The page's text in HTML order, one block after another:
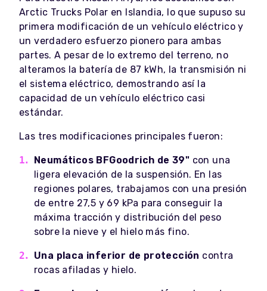
Arctic Trucks Polar en Islandia, lo que supuso su
primera modificación de un vehículo eléctrico y
un verdadero esfuerzo pionero para ambas
partes. A pesar de lo extremo del terreno, no
alteramos la batería de 87 kWh, la transmisión ni
el sistema eléctrico, demostrando así la
capacidad de un vehículo eléctrico casi
estándar.
Las tres modificaciones principales fueron:
Neumáticos BFGoodrich de 39" con una
ligera elevación de la suspensión. En las
regiones polares, trabajamos con una presión
de entre 27,5 y 69 kPa para conseguir la
máxima tracción y distribución del peso
sobre la nieve y el hielo más fino.
Una placa inferior de protección contra
rocas afiladas y hielo.